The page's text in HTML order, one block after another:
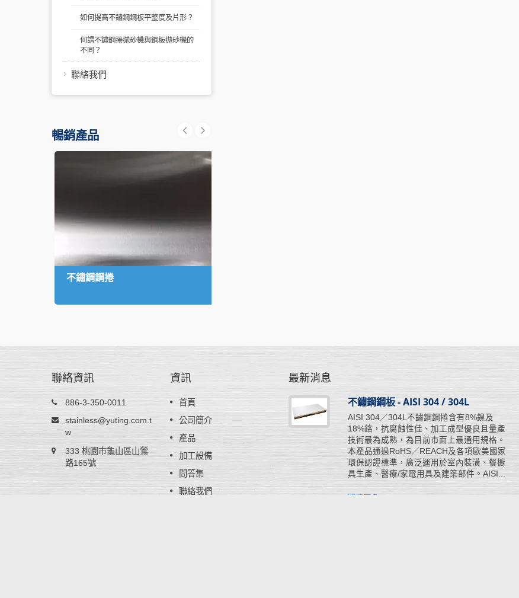
如何提高不鏽鋼鋼板平整度及片形？
何謂不鏽鋼捲拋砂機與鋼板拋砂機的
不同？
聯絡我們
暢銷產品
不鏽鋼鋼捲
聯絡資訊
886-3-350-0011
stainless@yuting.com.t
w
333 桃園市龜山區山鶯
路165號
資訊
首頁
公司簡介
產品
加工設備
問答集
聯絡我們
最新消息
／
。
不鏽鋼鋼捲 - AISI 301
AISI 301不銹鋼鋼捲含有6%鎳，經冷作加工
後硬度會大幅增加，適用於高強度產品如彈
簧、車輪蓋或電子零件。因加工硬化率高所
以主要提供給不鏽鋼彈簧片廠家再做進一步
的調質壓延來達到所需成品硬度要求，裕挺
公司能提供特殊厚度公差以利壓延生產。
不鏽鋼鋼板 - AISI 304 / 304L
AISI 304／304L不鏽鋼鋼捲含有8%鎳及
18%鉻，抗腐蝕性佳、加工成型優良且量產
技術最為成熟，為目前市面上最通用規格。
本產品通過RoHS／REACH及各項歐美國家
環保認證標準，廣泛運用於室內裝潢、餐櫥
具生產、醫療/家電用具及建築部件。AISI...
閱讀更多